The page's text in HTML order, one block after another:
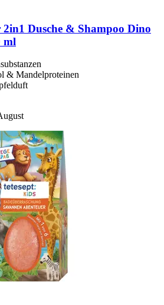
Dusche & Shampoo Dino
ml
& Mandelproteinen